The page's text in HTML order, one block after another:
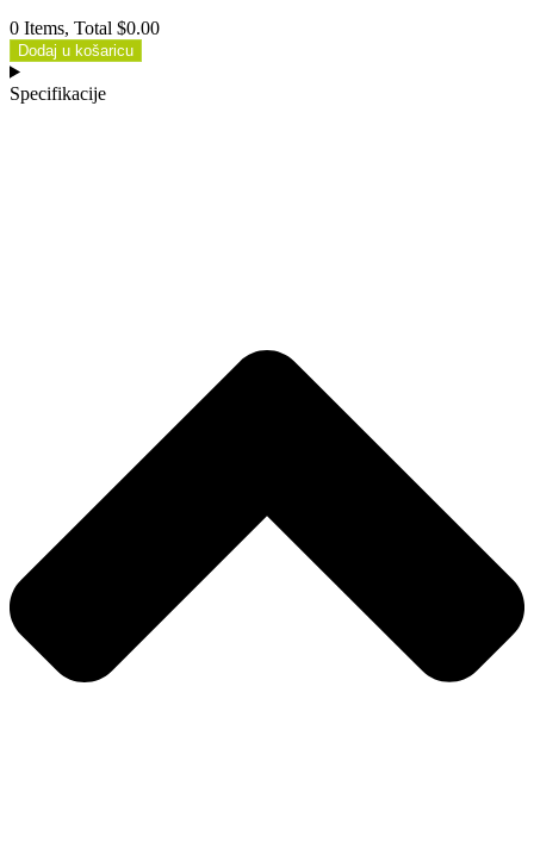
0 Items, Total $0.00
Dodaj u košaricu
Specifikacije